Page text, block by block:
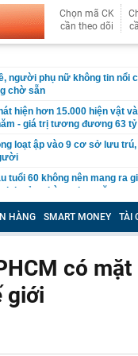
Chọn mã CK
cần theo dõi
người phụ nữ không tin nổi
chờ sẵn
hiện hơn 15.000 hiện vật
- giá trị tương đương 63
loạt ập vào 9 cơ sở lưu
tuổi 60 không nên mang ra
hưởng hàng chục năm
án cầu vướng đường dẫn,
nổi tiếng vừa sinh con
dưa chuột quanh bàn ăn
HÀNG SMART MONEY TÀI
có
giới